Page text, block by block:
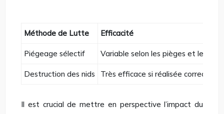
Méthode de Lutte Efficacité
Piégeage sélectif Variable selon les pièges et le
Destruction des nids Très efficace si réalisée
Il est crucial de mettre en perspective l’impact du